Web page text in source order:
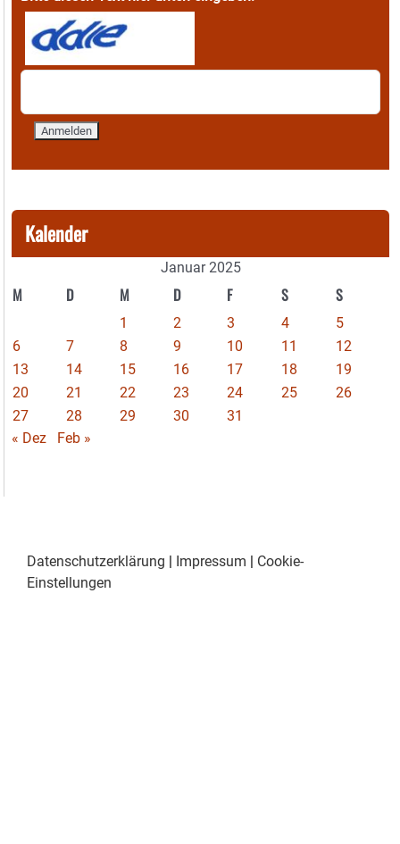
Kalender
Januar 2025
M D M D F S S
1 2 3 4
5
6
7 8 9 10 11
12
13
14 15 16 17 18
19
20
21 22 23 24 25
26
27
28 29 30
31
« Dez
Feb »
Datenschutzerklärung | Impressum | Cookie-
Einstellungen